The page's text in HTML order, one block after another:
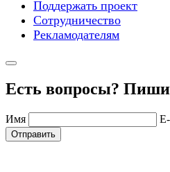
Поддержать проект
Сотрудничество
Рекламодателям
Есть вопросы?
Имя